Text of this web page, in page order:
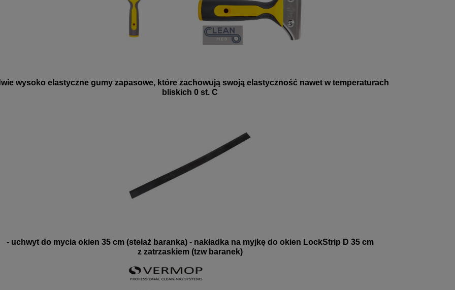
wysoko elastyczne gumy zapasowe, które zachowują swoją elastyczność nawet w temperaturach
bliskich 0 st. C
- uchwyt do mycia okien 35 cm (stelaż baranka) - nakładka na myjkę do okien LockStrip D 35 cm
z zatrzaskiem (tzw baranek)